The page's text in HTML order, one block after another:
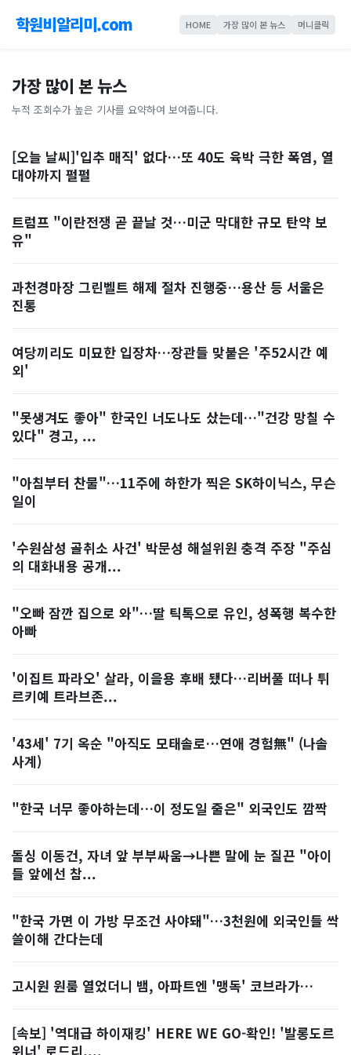
학원비알리미.com HOME 가장 많이 본 뉴스 머니클릭
가장 많이 본 뉴스
누적 조회수가 높은 기사를 요약하여 보여줍니다.
[오늘 날씨]'입추 매직' 없다…또 40도 육박 극한 폭염, 열
대야까지 펄펄
트럼프 "이란전쟁 곧 끝날 것…미군 막대한 규모 탄약 보
유"
과천경마장 그린벨트 해제 절차 진행중…용산 등 서울은
진통
여당끼리도 미묘한 입장차…장관들 맞붙은 '주52시간 예
외'
"못생겨도 좋아" 한국인 너도나도 샀는데…"건강 망칠 수
있다" 경고, ...
"아침부터 찬물"…11주에 하한가 찍은 SK하이닉스, 무슨
일이
'수원삼성 골취소 사건' 박문성 해설위원 충격 주장 "주심
의 대화내용 공개...
"오빠 잠깐 집으로 와"…딸 틱톡으로 유인, 성폭행 복수한
아빠
'이집트 파라오' 살라, 이을용 후배 됐다…리버풀 떠나 튀
르키예 트라브존...
'43세' 7기 옥순 "아직도 모태솔로…연애 경험無" (나솔
사계)
"한국 너무 좋아하는데…이 정도일 줄은" 외국인도 깜짝
돌싱 이동건, 자녀 앞 부부싸움→나쁜 말에 눈 질끈 "아이
들 앞에선 참...
"한국 가면 이 가방 무조건 사야돼"…3천원에 외국인들 싹
쓸이해 간다는데
고시원 원룸 열었더니 뱀, 아파트엔 '맹독' 코브라가…
[속보] '역대급 하이재킹' HERE WE GO-확인! '발롱도르
위너' 로드리,...